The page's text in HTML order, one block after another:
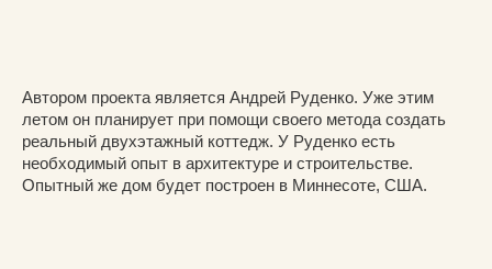
Автором проекта является Андрей Руденко. Уже этим
летом он планирует при помощи своего метода создать
реальный двухэтажный коттедж. У Руденко есть
необходимый опыт в архитектуре и строительстве.
Опытный же дом будет построен в Миннесоте, США.